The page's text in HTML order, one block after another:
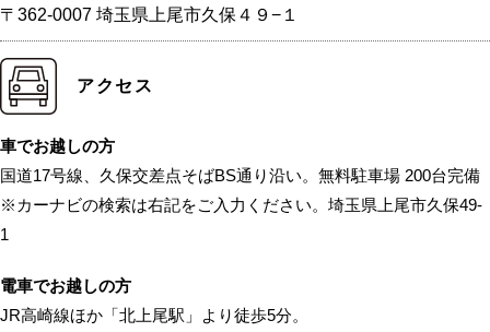
〒362-0007 埼玉県上尾市久保４９−１
アクセス
車でお越しの方
国道17号線、久保交差点そばBS通り沿い。無料駐車場 200台完備
※カーナビの検索は右記をご入力ください。埼玉県上尾市久保49-
1
電車でお越しの方
JR高崎線ほか「北上尾駅」より徒歩5分。